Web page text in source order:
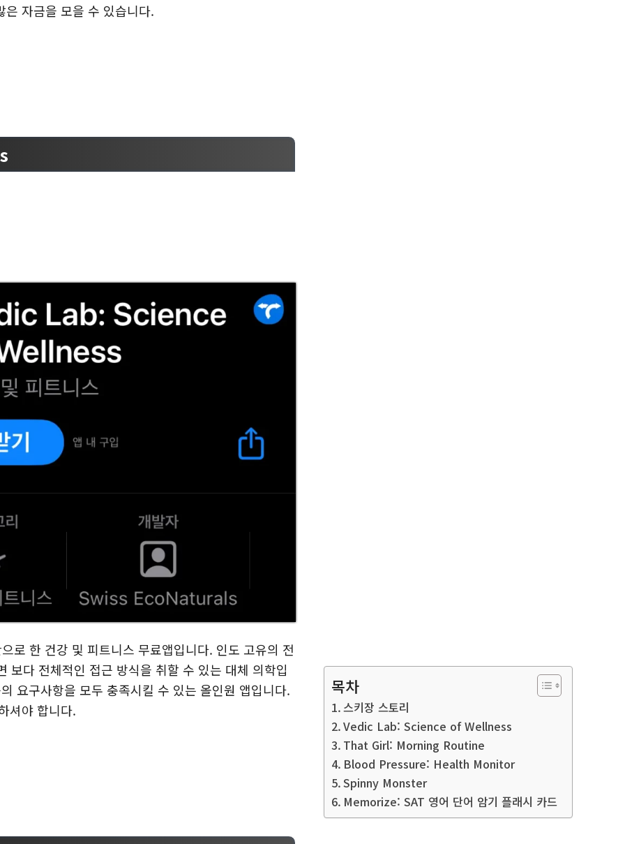
자금을 모을 수 있습니다.
로 한 건강 및 피트니스 무료앱입니다. 인도 고유의 전
보다 전체적인 접근 방식을 취할 수 있는 대체 의학입
요구사항을 모두 충족시킬 수 있는 올인원 앱입니다.
셔야 합니다.
목차
스키장 스토리
Vedic Lab: Science of Wellness
That Girl: Morning Routine
Blood Pressure: Health Monitor
Spinny Monster
Memorize: SAT 영어 단어 암기 플래시 카드